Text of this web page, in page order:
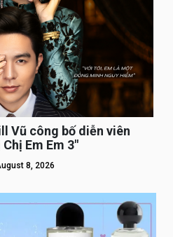
Vũ công bố diễn viên
Em Em 3″
8, 2026